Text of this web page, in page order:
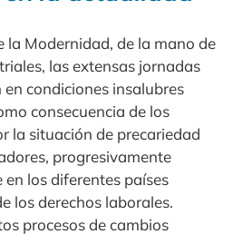
la Modernidad, de la mano de
las extensas jornadas
condiciones insalubres
consecuencia de los
la situación de precariedad
progresivamente
los diferentes países
los derechos laborales.
procesos de cambios